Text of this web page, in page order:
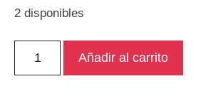
2 disponibles
Añadir al carrito